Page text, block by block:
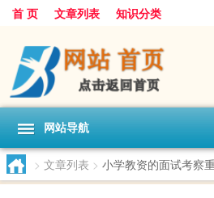
首 页 文章列表 知识分类
网站导航
> 文章列表 > 小学教资的面试考察